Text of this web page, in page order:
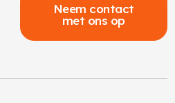
Neem contact
met ons op